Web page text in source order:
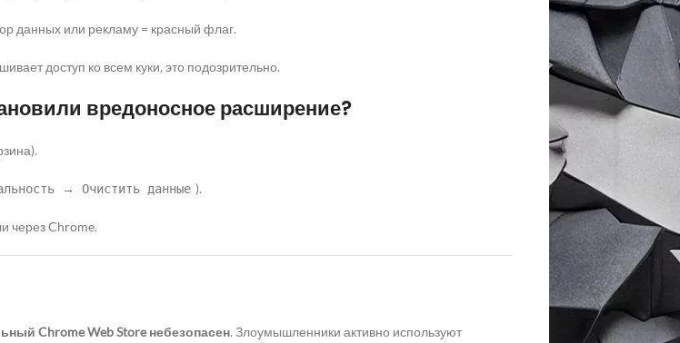
данных или рекламу = красный флаг.
доступ ко всем куки, это подозрительно.
вредоносное расширение?
→ Очистить данные ).
через Chrome.
Chrome Web Store небезопасен. Злоумышленники активно используют